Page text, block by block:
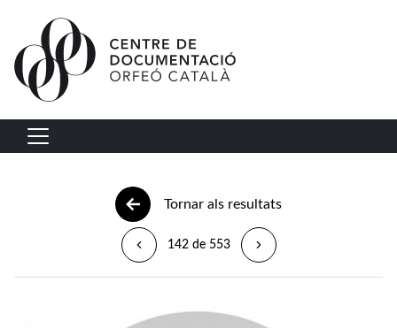
Vés al contingut
Navegació principal
Tornar als resultats
142 de 553